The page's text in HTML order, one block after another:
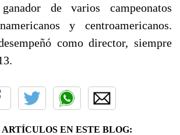
de varios campeonatos
y centroamericanos.
como director, siempre
ARTÍCULOS EN ESTE BLOG: